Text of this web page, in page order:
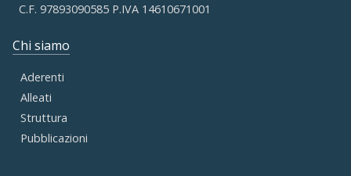
C.F. 97893090585 P.IVA 14610671001
Chi siamo
Aderenti
Alleati
Struttura
Pubblicazioni